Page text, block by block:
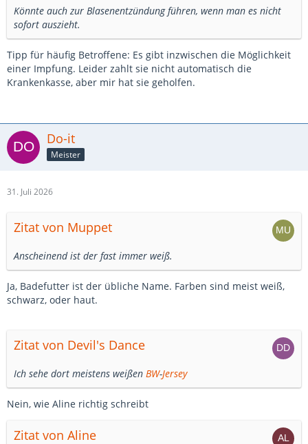
Könnte auch zur Blasenentzündung führen, wenn man es nicht
sofort auszieht.
Tipp für häufig Betroffene: Es gibt inzwischen die Möglichkeit
einer Impfung. Leider zahlt sie nicht automatisch die
Krankenkasse, aber mir hat sie geholfen.
Do-it
Meister
31. Juli 2026
Zitat von Muppet
Anscheinend ist der fast immer weiß.
Ja, Badefutter ist der übliche Name. Farben sind meist weiß,
schwarz, oder haut.
Zitat von Devil's Dance
Ich sehe dort meistens weißen BW-Jersey
Nein, wie Aline richtig schreibt
Zitat von Aline